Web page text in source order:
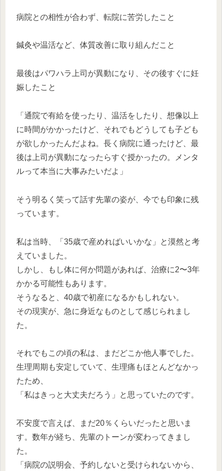
病院との相性が合わず、転院に苦労したこと
鍼灸や温活など、体質改善に取り組んだこと
最後はパワハラ上司が異動になり、その後すぐに妊
娠したこと
「通院で有給を使ったり、温活をしたり、想像以上
に時間がかかったけど、それでもどうしても子ども
が欲しかったんだよね。長く病院に通ったけど、最
後は上司が異動になったらすぐ授かったの。メンタ
ルって本当に大事みたいだよ」
そう明るく笑って話す先輩の姿が、今でも印象に残
っています。
私は当時、「35歳で産めればいいかな」と漠然と考
えていました。
しかし、もし体に何か問題があれば、治療に2〜3年
かかる可能性もあります。
そうなると、40歳で初産になるかもしれない。
その現実が、急に身近なものとして感じられまし
た。
それでもこの頃の私は、まだどこか他人事でした。
生理周期も安定していて、生理痛もほとんどなかっ
たため、
「私はきっと大丈夫だろう」と思っていたのです。
不安度で言えば、まだ20％くらいだったと思いま
す。数年が経ち、先輩のトーンが変わってきまし
た。
「病院の説明会、予約しないと受けられないから、